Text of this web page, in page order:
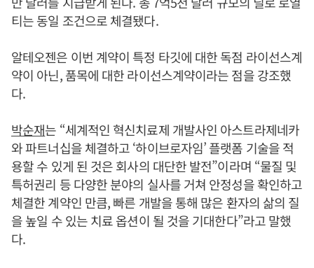
티는 동일 조건으로 체결됐다.
알테오젠은 이번 계약이 특정 타깃에 대한 독점 라이선스계
약이 아닌, 품목에 대한 라이선스계약이라는 점을 강조했
다.
박순재는 “세계적인 혁신치료제 개발사인 아스트라제네카
와 파트너십을 체결하고 ‘하이브로자임’ 플랫폼 기술을 적
용할 수 있게 된 것은 회사의 대단한 발전”이라며 “물질 및
특허권리 등 다양한 분야의 실사를 거쳐 안정성을 확인하고
체결한 계약인 만큼, 빠른 개발을 통해 많은 환자의 삶의 질
을 높일 수 있는 치료 옵션이 될 것을 기대한다”라고 말했
다.